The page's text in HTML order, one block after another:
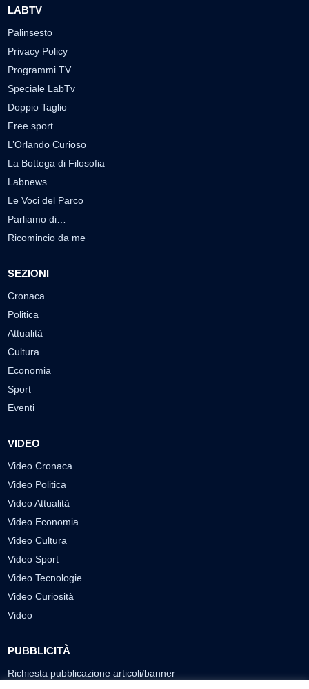
LABTV
Palinsesto
Privacy Policy
Programmi TV
Speciale LabTv
Doppio Taglio
Free sport
L’Orlando Curioso
La Bottega di Filosofia
Labnews
Le Voci del Parco
Parliamo di…
Ricomincio da me
SEZIONI
Cronaca
Politica
Attualità
Cultura
Economia
Sport
Eventi
VIDEO
Video Cronaca
Video Politica
Video Attualità
Video Economia
Video Cultura
Video Sport
Video Tecnologie
Video Curiosità
Video
PUBBLICITÀ
Richiesta pubblicazione articoli/banner